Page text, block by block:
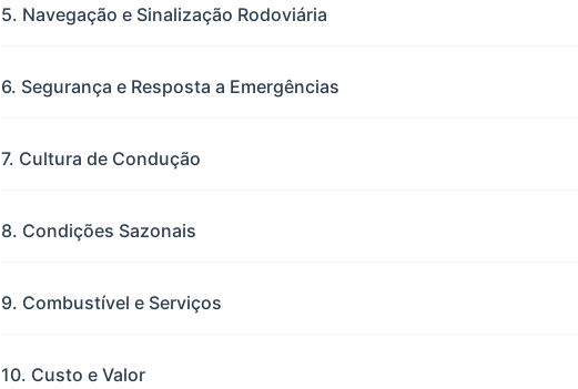
5. Navegação e Sinalização Rodoviária
6. Segurança e Resposta a Emergências
7. Cultura de Condução
8. Condições Sazonais
9. Combustível e Serviços
10. Custo e Valor